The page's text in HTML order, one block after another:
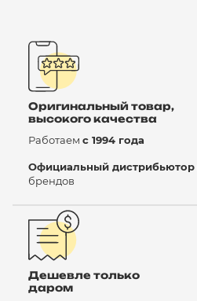
Оригинальный товар,
высокого качества
Работаем с 1994 года
Официальный дистрибьютор
брендов
Дешевле только
даром